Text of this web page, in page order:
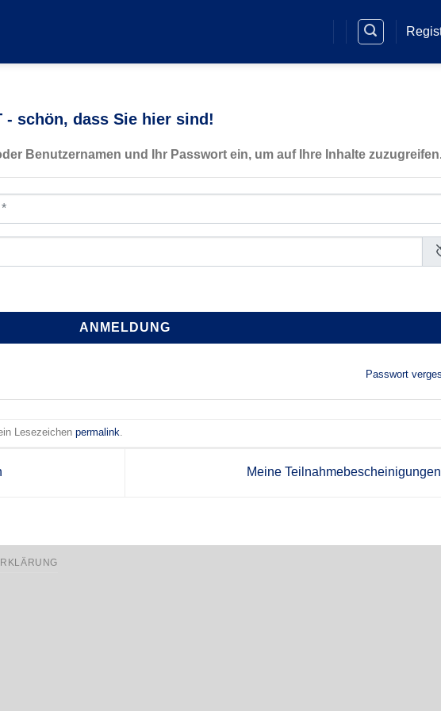
- schön, dass Sie hier sind!
Benutzernamen und Ihr Passwort ein, um auf Ihre Inhalte
ANMELDUNG
Passwort
Lesezeichen permalink.
Meine Teilnahmebescheinigungen